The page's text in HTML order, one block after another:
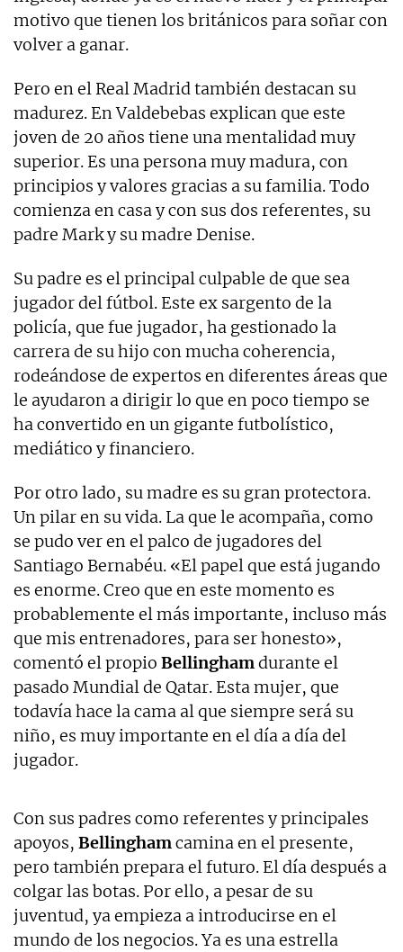
motivo que tienen los británicos para soñar con
volver a ganar.
Pero en el Real Madrid también destacan su
madurez. En Valdebebas explican que este
joven de 20 años tiene una mentalidad muy
superior. Es una persona muy madura, con
principios y valores gracias a su familia. Todo
comienza en casa y con sus dos referentes, su
padre Mark y su madre Denise.
Su padre es el principal culpable de que sea
jugador del fútbol. Este ex sargento de la
policía, que fue jugador, ha gestionado la
carrera de su hijo con mucha coherencia,
rodeándose de expertos en diferentes áreas que
le ayudaron a dirigir lo que en poco tiempo se
ha convertido en un gigante futbolístico,
mediático y financiero.
Por otro lado, su madre es su gran protectora.
Un pilar en su vida. La que le acompaña, como
se pudo ver en el palco de jugadores del
Santiago Bernabéu. «El papel que está jugando
es enorme. Creo que en este momento es
probablemente el más importante, incluso más
que mis entrenadores, para ser honesto»,
comentó el propio Bellinghamdurante el
pasado Mundial de Qatar. Esta mujer, que
todavía hace la cama al que siempre será su
niño, es muy importante en el día a día del
jugador.
Con sus padres como referentes y principales
apoyos, Bellinghamcamina en el presente,
pero también prepara el futuro. El día después a
colgar las botas. Por ello, a pesar de su
juventud, ya empieza a introducirse en el
mundo de los negocios. Ya es una estrella